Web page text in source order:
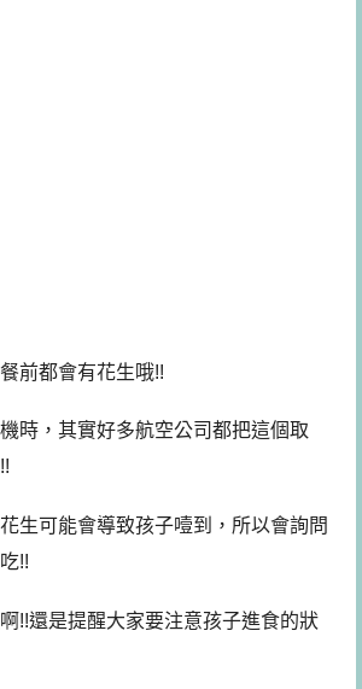
前都會有花生哦!!
時，其實好多航空公司都把這個取
生可能會導致孩子噎到，所以會詢問
!!
!!還是提醒大家要注意孩子進食的狀